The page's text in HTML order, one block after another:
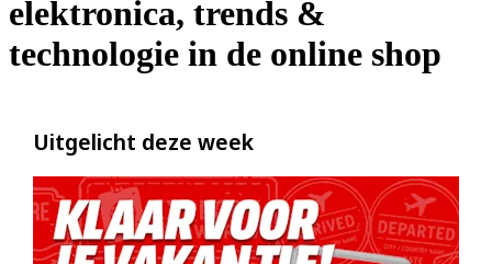
elektronica, trends &
technologie in de online shop
Uitgelicht deze week